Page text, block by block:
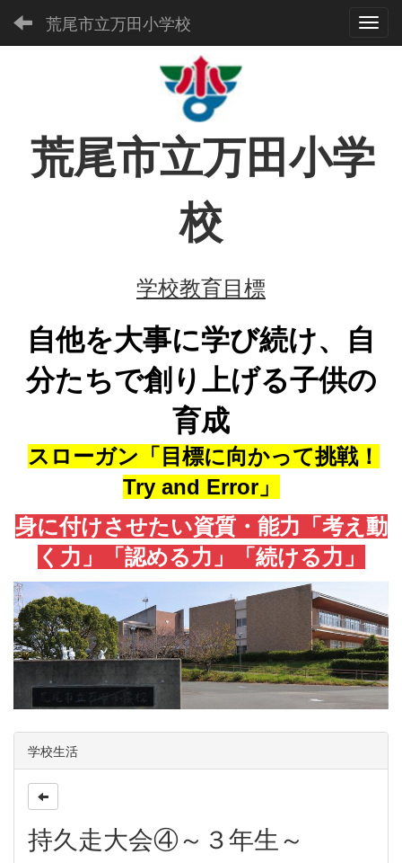
荒尾市立万田小学校
荒尾市立万田小学
校
学校教育目標
自他を大事に学び続け、
自
分たちで創り上げる子供の
育成
スローガン「目標に向かって挑戦！
Try and Error」
身に付けさせたい資質・能力「考え動
く力」「認める力」「続ける力」
学校生活
持久走大会④～３年生～